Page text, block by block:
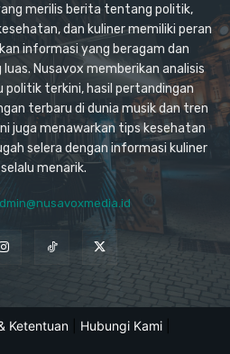
merilis berita tentang politik,
dan kuliner memiliki peran
informasi yang beragam dan
Nusavox memberikan analisis
politik terkini, hasil pertandingan
terbaru di dunia musik dan tren
juga menawarkan tips kesehatan
selera dengan informasi kuliner
menarik.
Ketentuan Hubungi Kami